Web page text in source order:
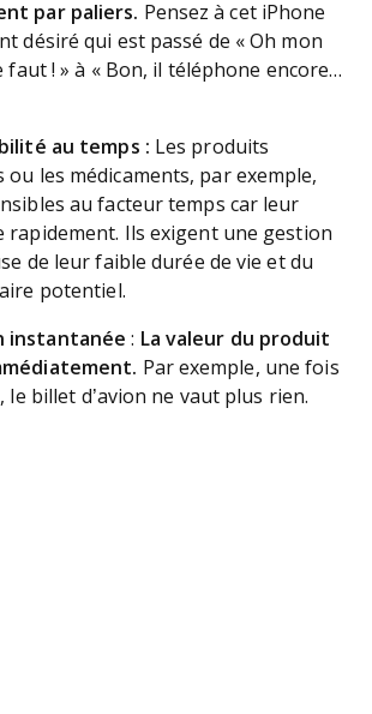
par paliers. Pensez à cet iPhone
désiré qui est passé de « Oh mon
faut ! » à « Bon, il téléphone encore…
au temps : Les produits
ou les médicaments, par exemple,
au facteur temps car leur
rapidement. Ils exigent une gestion
de leur faible durée de vie et du
potentiel.
instantanée : La valeur du produit
Par exemple, une fois
le billet d’avion ne vaut plus rien.